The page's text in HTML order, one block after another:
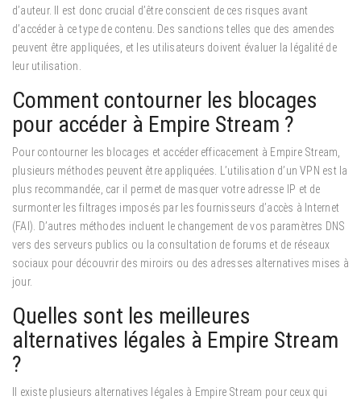
d’auteur. Il est donc crucial d’être conscient de ces risques avant
d’accéder à ce type de contenu. Des sanctions telles que des amendes
peuvent être appliquées, et les utilisateurs doivent évaluer la légalité de
leur utilisation.
Comment contourner les blocages
pour accéder à Empire Stream ?
Pour contourner les blocages et accéder efficacement à Empire Stream,
plusieurs méthodes peuvent être appliquées.
L’utilisation d’un VPN est la
plus recommandée, car il permet de masquer votre adresse IP et de
surmonter les filtrages imposés par les fournisseurs d’accès à Internet
(FAI). D’autres méthodes incluent le changement de vos paramètres DNS
vers des serveurs publics ou la consultation de forums et de réseaux
sociaux pour découvrir des miroirs ou des adresses alternatives mises à
jour.
Quelles sont les meilleures
alternatives légales à Empire Stream
?
Il existe plusieurs alternatives légales à Empire Stream pour ceux qui